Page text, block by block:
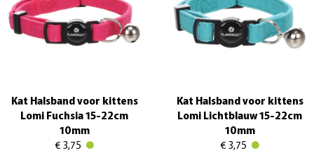
Kat Halsband voor kittens
Lomi Fuchsia 15-22cm
10mm
€ 3,75
Kat Halsband voor kittens
Lomi Lichtblauw 15-22cm
10mm
€ 3,75